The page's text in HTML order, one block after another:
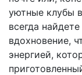
уютные клубы
всегда
вдохновение,
энергией,